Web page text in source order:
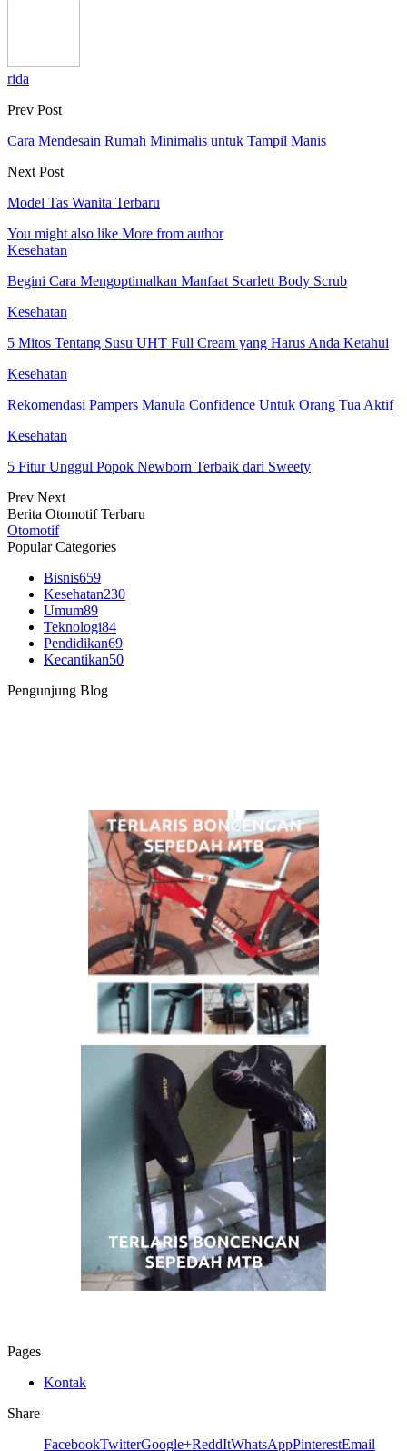
rida
Prev Post
Cara Mendesain Rumah Minimalis untuk Tampil Manis
Next Post
Model Tas Wanita Terbaru
You might also like More from author
Kesehatan
Begini Cara Mengoptimalkan Manfaat Scarlett Body Scrub
Kesehatan
5 Mitos Tentang Susu UHT Full Cream yang Harus Anda Ketahui
Kesehatan
Rekomendasi Pampers Manula Confidence Untuk Orang Tua Aktif
Kesehatan
5 Fitur Unggul Popok Newborn Terbaik dari Sweety
Prev Next
Berita Otomotif Terbaru
Otomotif
Popular Categories
Bisnis659
Kesehatan230
Umum89
Teknologi84
Pendidikan69
Kecantikan50
Pengunjung Blog
Pages
Kontak
Share
FacebookTwitterGoogle+ReddItWhatsAppPinterestEmail